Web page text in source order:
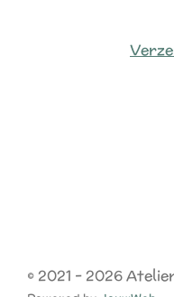
© 2021 - 2026